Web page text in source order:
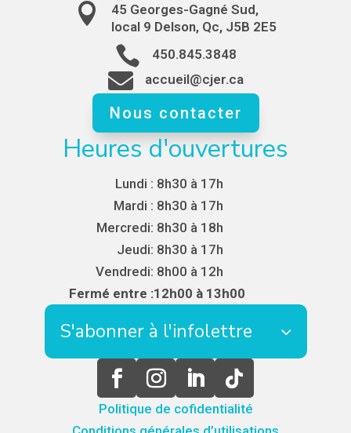

45 Georges-Gagné Sud,
local 9 Delson, Qc, J5B 2E5
 450.845.3848
 accueil@cjer.ca
Nous contacter
Heures d'ouvertures
Lundi : 8h30 à 17h
Mardi : 8h30 à 17h
Mercredi: 8h30 à 18h
Jeudi: 8h30 à 17h
Vendredi: 8h00 à 12h
Fermé entre :12h00 à 13h00
S'abonner à l'infolettre
Politique de cofidentialité